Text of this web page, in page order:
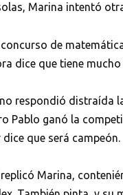
Marina intentó
de
dice que tiene mucho
respondió distraída
Pablo ganó la
que será campeón.
Marina,